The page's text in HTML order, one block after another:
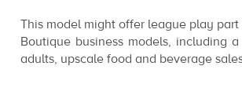
This model might offer league play
Boutique business models, including
adults, upscale food and beverage